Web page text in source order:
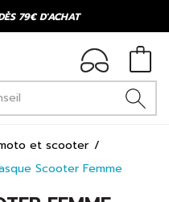
79€ D'ACHAT
et scooter
Scooter Femme